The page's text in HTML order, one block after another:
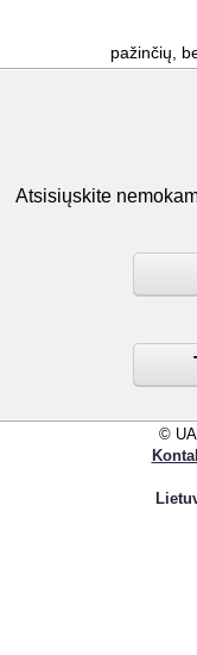
pažinčių,
Atsisiųskite
©